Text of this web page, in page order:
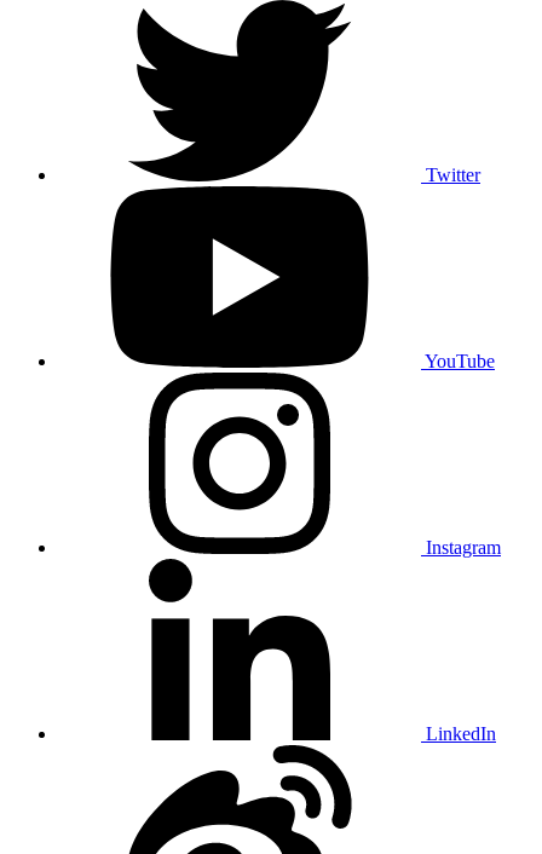
Twitter
YouTube
Instagram
LinkedIn